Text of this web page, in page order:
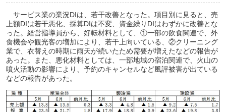
サービス業の業況DIは、若干改善となった。項目別に見ると、売
上額DIは若干悪化、採算DIは不変、資金繰りDIはわずかに改善とな
った。経営指導員から、好転材料として、①一部の飲食関連で、外
食機会や観光客の増加により、若干上向いている、②クリーニング
業で、衣替えの時期に雨天が続いたため需要が増えたなどの報告が
あった。また、悪化材料としては、一部地域の宿泊関連で、火山の
噴火活動の影響により、予約のキャンセルなど風評被害が出ている
などの報告があった。